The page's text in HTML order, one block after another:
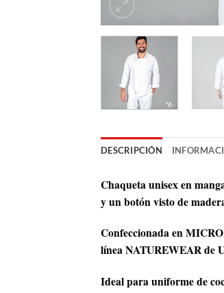
DESCRIPCIÓN
Chaqueta unisex en
y un botón visto de
Confeccionada en
línea NATUREWEAR de
Ideal para uniforme de